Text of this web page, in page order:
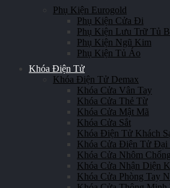
Phụ Kiện Eurogold
Phụ Kiện Cửa Đi
Phụ Kiện Lưu Trữ Tủ
Phụ Kiện Ngũ Kim
Phụ Kiện Tủ Áo
Khóa Điện Tử
Khóa Điện Tử Demax
Khóa Cửa Vân Tay
Khóa Cửa Thẻ Từ
Khóa Cửa Mật Mã
Khóa Cửa Sắt
Khóa Điện Tử Khách
Khóa Cửa Điện Tử Đại
Khóa Cửa Nhôm
Khóa Cửa Nhận Diện
Khóa Cửa Phòng Tay